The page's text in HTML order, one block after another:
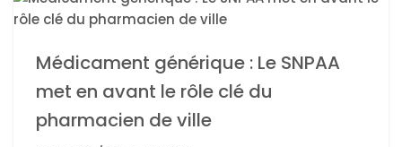
Médicament générique : Le SNPAA
met en avant le rôle clé du
pharmacien de ville